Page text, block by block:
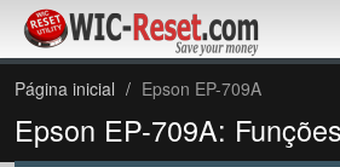
Página inicial Epson EP-709A
Epson EP-709A: